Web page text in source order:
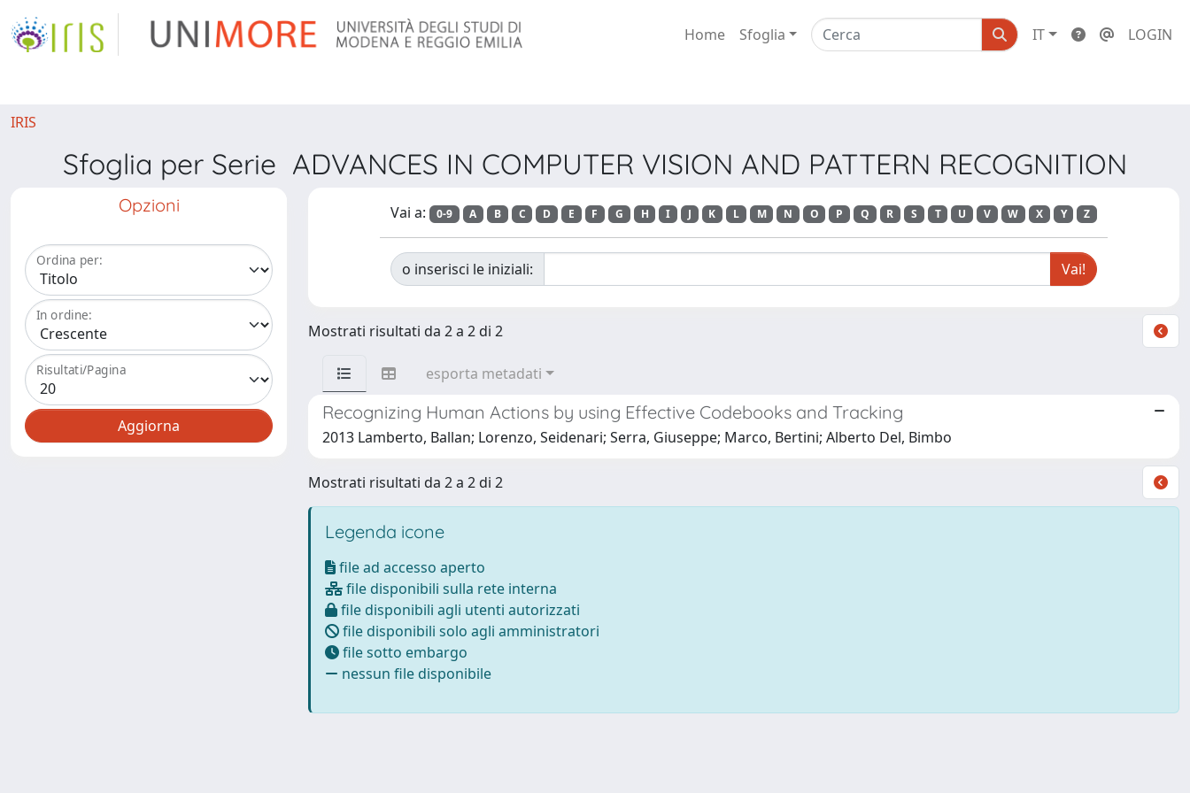
Home Sfoglia IT LOGIN
IRIS
Sfoglia per Serie ADVANCES IN COMPUTER VISION AND PATTERN RECOGNITION
Opzioni
Ordina per:
In ordine:
Risultati/Pagina
Vai a: 0-9 A B C D E F G H I J K L M N O P Q R S T U V W X Y Z
o inserisci le iniziali:
Mostrati risultati da 2 a 2 di 2
esporta metadati
Recognizing Human Actions by using Effective Codebooks and Tracking
2013 Lamberto, Ballan; Lorenzo, Seidenari; Serra, Giuseppe; Marco, Bertini; Alberto Del, Bimbo
Mostrati risultati da 2 a 2 di 2
Legenda icone
file ad accesso aperto
file disponibili sulla rete interna
file disponibili agli utenti autorizzati
file disponibili solo agli amministratori
file sotto embargo
nessun file disponibile